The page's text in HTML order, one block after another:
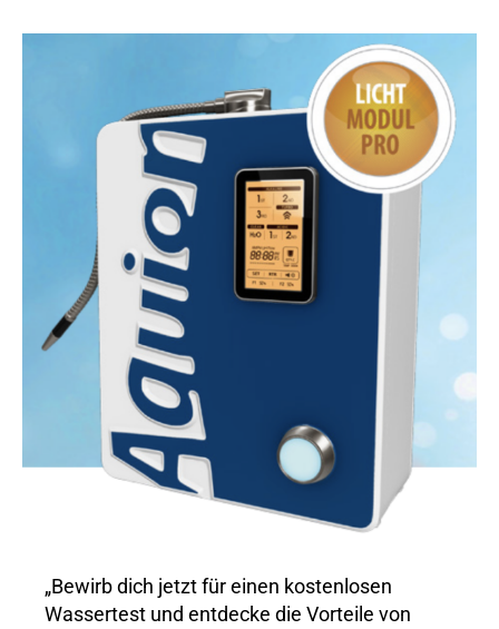
„Bewirb dich jetzt für einen kostenlosen
Wassertest und entdecke die Vorteile von